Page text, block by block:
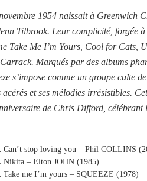
1954 naissait à Greenwich
Tilbrook. Leur complicité, forgée à
Take Me I’m Yours, Cool for Cats,
Marqués par des albums
s’impose comme un groupe culte
acérés et ses mélodies irrésistibles.
de Chris Difford, célébrant
Can’t stop loving you – Phil COLLINS
Nikita – Elton JOHN (1985)
Take me I’m yours – SQUEEZE (1978)